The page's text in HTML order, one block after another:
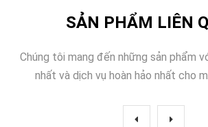
SẢN PHẨM LIÊN
Chúng tôi mang đến những sản phẩm
nhất và dịch vụ hoàn hảo nhất cho